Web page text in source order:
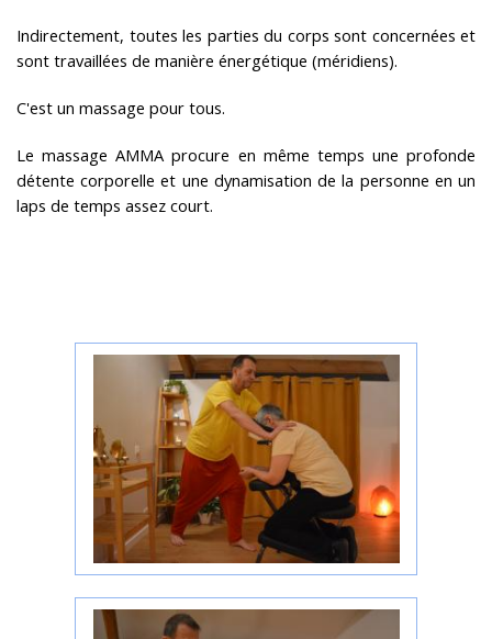
Indirectement, toutes les parties du corps sont concernées et
sont travaillées de manière énergétique (méridiens).
C'est un massage pour tous.
Le massage AMMA procure en même temps une profonde
détente corporelle et une dynamisation de la personne en un
laps de temps assez court.